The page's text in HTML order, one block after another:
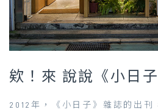
欸！來 說說《小日
2012年，《小日子》雜誌的出刊